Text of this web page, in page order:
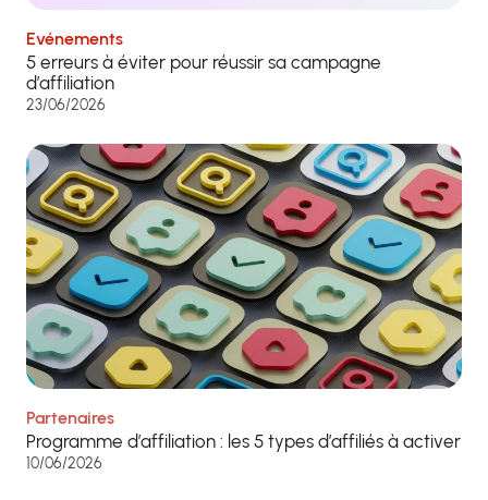
Evénements
5 erreurs à éviter pour réussir sa campagne
d’affiliation
23/06/2026
Partenaires
Programme d’affiliation : les 5 types d’affiliés à activer
10/06/2026